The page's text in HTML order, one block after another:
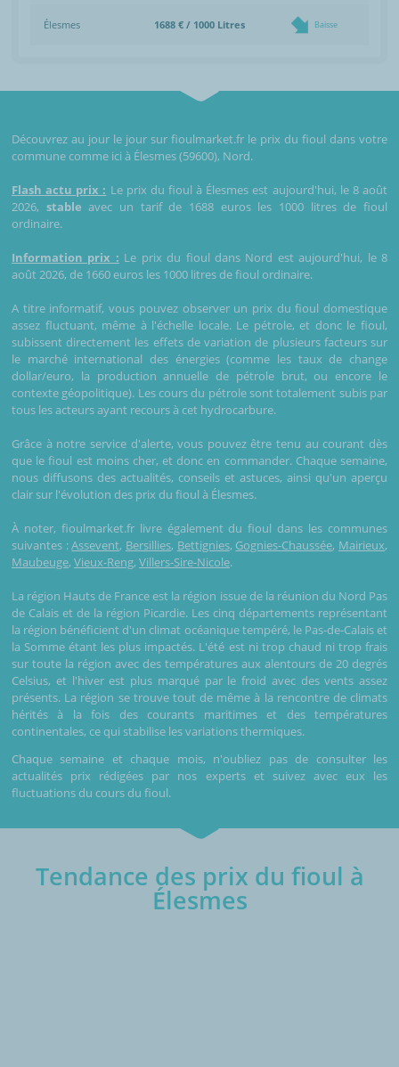
Élesmes 1688 € / 1000 Litres Baisse
Découvrez au jour le jour sur fioulmarket.fr le prix du fioul dans votre
commune comme ici à Élesmes (59600), Nord.
Flash actu prix : Le prix du fioul à Élesmes est aujourd'hui, le 8 août
2026, stable avec un tarif de 1688 euros les 1000 litres de fioul
ordinaire.
Information prix : Le prix du fioul dans Nord est aujourd'hui, le 8
août 2026, de 1660 euros les 1000 litres de fioul ordinaire.
A titre informatif, vous pouvez observer un prix du fioul domestique
assez fluctuant, même à l'échelle locale. Le pétrole, et donc le fioul,
subissent directement les effets de variation de plusieurs facteurs sur
le marché international des énergies (comme les taux de change
dollar/euro, la production annuelle de pétrole brut, ou encore le
contexte géopolitique). Les cours du pétrole sont totalement subis par
tous les acteurs ayant recours à cet hydrocarbure.
Grâce à notre service d'alerte, vous pouvez être tenu au courant dès
que le fioul est moins cher, et donc en commander. Chaque semaine,
nous diffusons des actualités, conseils et astuces, ainsi qu'un aperçu
clair sur l'évolution des prix du fioul à Élesmes.
À noter, fioulmarket.fr livre également du fioul dans les communes
suivantes :Assevent, Bersillies, Bettignies, Gognies-Chaussée, Mairieux,
Maubeuge, Vieux-Reng, Villers-Sire-Nicole.
La région Hauts de France est la région issue de la réunion du Nord Pas
de Calais et de la région Picardie. Les cinq départements représentant
la région bénéficient d'un climat océanique tempéré, le Pas-de-Calais et
la Somme étant les plus impactés. L'été est ni trop chaud ni trop frais
sur toute la région avec des températures aux alentours de 20 degrés
Celsius, et l'hiver est plus marqué par le froid avec des vents assez
présents. La région se trouve tout de même à la rencontre de climats
hérités à la fois des courants maritimes et des températures
continentales, ce qui stabilise les variations thermiques.
Chaque semaine et chaque mois, n'oubliez pas de consulter les
actualités prix rédigées par nos experts et suivez avec eux les
fluctuations du cours du fioul.
Tendance des prix du fioul à
Élesmes